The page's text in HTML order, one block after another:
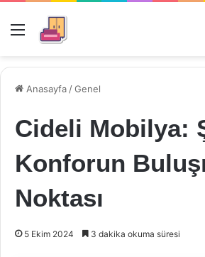
Menü
Anasayfa /Genel
Cideli Mobilya:
Konforun
Noktası
5 Ekim 2024 3 dakika okuma süresi